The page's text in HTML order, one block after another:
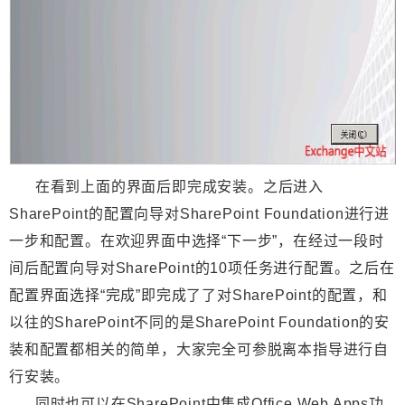
在看到上面的界面后即完成安装。之后进入
SharePoint的配置向导对SharePoint Foundation进行进
一步和配置。在欢迎界面中选择“下一步”，在经过一段时
间后配置向导对SharePoint的10项任务进行配置。之后在
配置界面选择“完成”即完成了了对SharePoint的配置，和
以往的SharePoint不同的是SharePoint Foundation的安
装和配置都相关的简单，大家完全可参脱离本指导进行自
行安装。